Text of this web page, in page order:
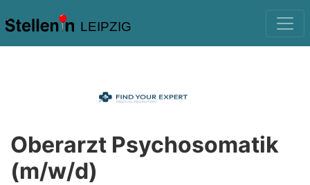
LEIPZIG
Oberarzt Psychosomatik
(m/w/d)